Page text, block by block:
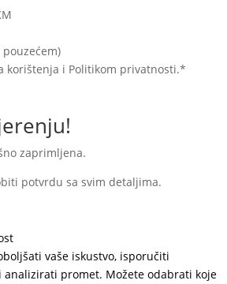
korištenja i Politikom privatnosti.*
zaprimljena.
potvrdu sa svim detaljima.
vaše iskustvo, isporučiti
promet. Možete odabrati koje